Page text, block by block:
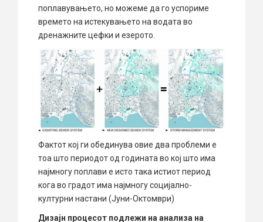
поплавувањето, но можеме да го успориме
времето на истекувањето на водата во
дренажните цефки и езерото.
Фактот кој ги обединува овие два проблеми е
тоа што периодот од годината во кој што има
најмногу поплави е исто така истиот период
кога во градот има најмногу социјално-
културни настани (Јуни-Октомври)
Дизајн процесот подлежи на анализа на